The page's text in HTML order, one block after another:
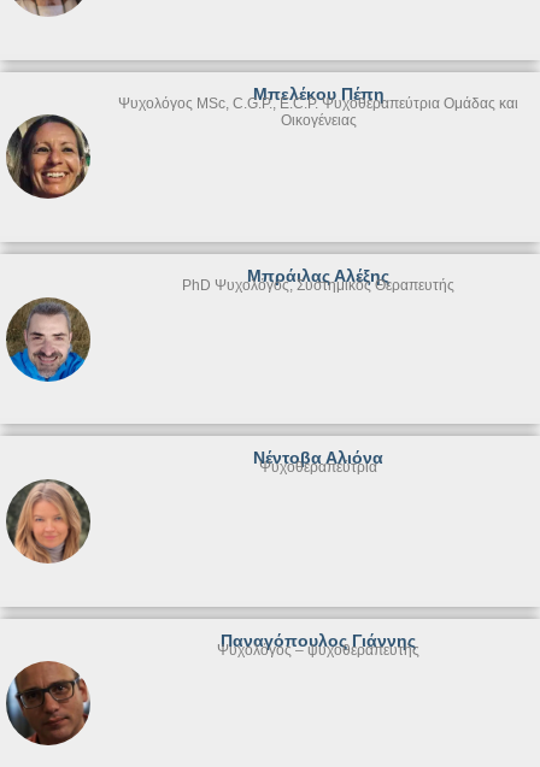
Μπελέκου Πέπη
Ψυχολόγος MSc, C.G.P., E.C.P. Ψυχοθεραπεύτρια Ομάδας και
Οικογένειας
Μπράιλας Αλέξης
PhD Ψυχολόγος, Συστημικός Θεραπευτής
Νέντοβα Αλιόνα
Ψυχοθεραπεύτρια
Παναγόπουλος Γιάννης
Ψυχολόγος – ψυχοθεραπευτής